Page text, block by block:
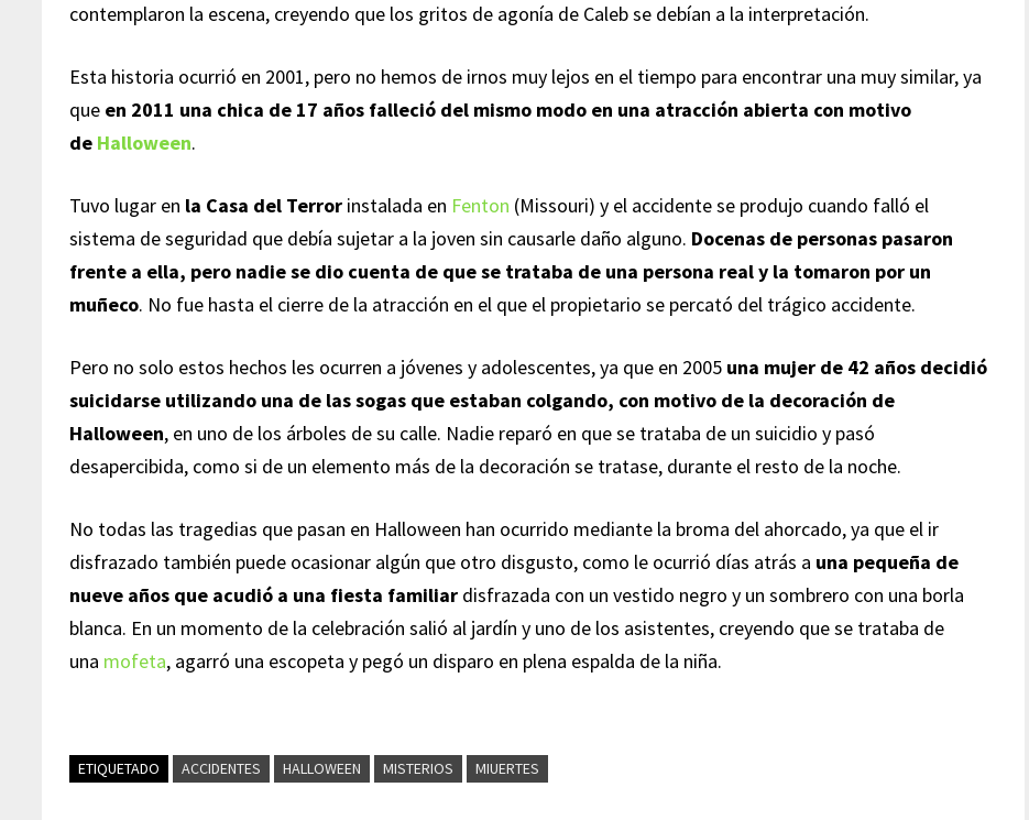
contemplaron la escena, creyendo que los gritos de agonía de Caleb se debían a la interpretación.
Esta historia ocurrió en 2001, pero no hemos de irnos muy lejos en el tiempo para encontrar una muy similar, ya
que en 2011 una chica de 17 años falleció del mismo modo en una atracción abierta con motivo
de Halloween.
Tuvo lugar en la Casa del Terror instalada en Fenton (Missouri) y el accidente se produjo cuando falló el
sistema de seguridad que debía sujetar a la joven sin causarle daño alguno. Docenas de personas pasaron
frente a ella, pero nadie se dio cuenta de que se trataba de una persona real y la tomaron por un
muñeco. No fue hasta el cierre de la atracción en el que el propietario se percató del trágico accidente.
Pero no solo estos hechos les ocurren a jóvenes y adolescentes, ya que en 2005 una mujer de 42 años decidió
suicidarse utilizando una de las sogas que estaban colgando, con motivo de la decoración de
Halloween, en uno de los árboles de su calle. Nadie reparó en que se trataba de un suicidio y pasó
desapercibida, como si de un elemento más de la decoración se tratase, durante el resto de la noche.
No todas las tragedias que pasan en Halloween han ocurrido mediante la broma del ahorcado, ya que el ir
disfrazado también puede ocasionar algún que otro disgusto, como le ocurrió días atrás a una pequeña de
nueve años que acudió a una fiesta familiar disfrazada con un vestido negro y un sombrero con una borla
blanca. En un momento de la celebración salió al jardín y uno de los asistentes, creyendo que se trataba de
una mofeta, agarró una escopeta y pegó un disparo en plena espalda de la niña.
ETIQUETADO ACCIDENTES HALLOWEEN MISTERIOS MIUERTES